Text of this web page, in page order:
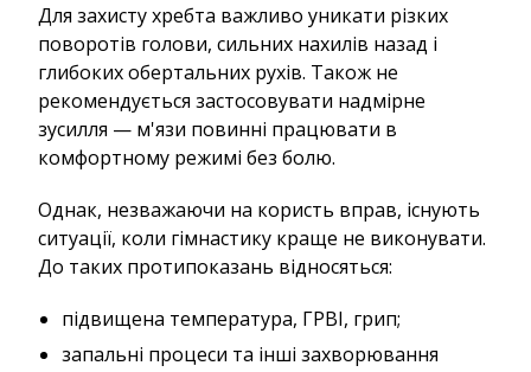
Для захисту хребта важливо уникати різких
поворотів голови, сильних нахилів назад і
глибоких обертальних рухів. Також не
рекомендується застосовувати надмірне
зусилля — м'язи повинні працювати в
комфортному режимі без болю.
Однак, незважаючи на користь вправ, існують
ситуації, коли гімнастику краще не виконувати.
До таких протипоказань відносяться:
підвищена температура, ГРВІ, грип;
запальні процеси та інші захворювання